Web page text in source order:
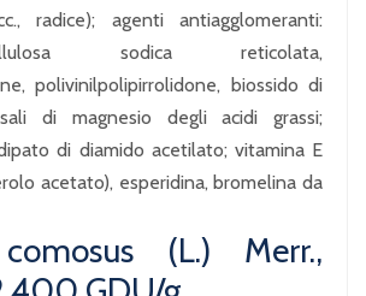
radice); agenti antiagglomeranti:
sodica reticolata,
polivinilpolipirrolidone, biossido di
di magnesio degli acidi grassi;
di diamido acetilato; vitamina E
acetato), esperidina, bromelina da
(L.) Merr.,